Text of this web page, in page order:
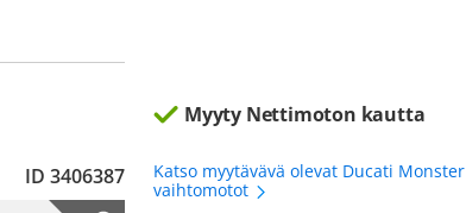
ID 3406387
Myyty Nettimoton kautta
Katso myytävävä olevat Ducati Monster
vaihtomotot